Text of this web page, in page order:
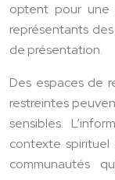
optent pour une
représentants
de présentation.
Des espaces de
restreintes
sensibles.
contexte
communautés